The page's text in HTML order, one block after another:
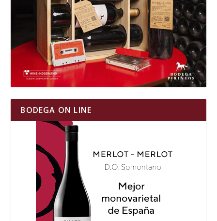
BODEGA ON LINE